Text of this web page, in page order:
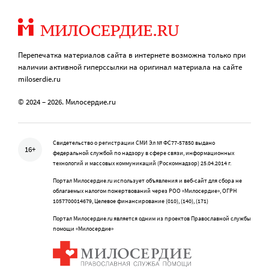
Перепечатка материалов сайта в интернете возможна только при
наличии активной гиперссылки на оригинал материала на сайте
miloserdie.ru
© 2024 – 2026. Милосердие.ru
16+
Свидетельство о регистрации СМИ Эл № ФС77-57850 выдано
федеральной службой по надзору в сфере связи, информационных
технологий и массовых коммуникаций (Роскомнадзор) 25.04.2014 г.
Портал Милосердие.ru использует объявления и веб-сайт для сбора не
облагаемых налогом пожертвований через РОО «Милосердие», ОГРН
1057700014679, Целевое финансирование (010), (140), (171)
Портал Милосердие.ru является одним из проектов Православной службы
помощи «Милосердие»